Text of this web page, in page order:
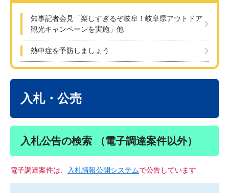
知事記者会見「楽しすぎるぞ岐阜！岐阜県アウトドア
観光キャンペーンを実施」他
熱中症を予防しましょう
入札・公売
入札公告の検索 （電子調達案件以外）
電子調達案件は、 入札情報公開システムで公告しています